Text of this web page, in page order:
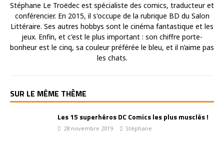
Stéphane Le Troëdec est spécialiste des comics, traducteur et
conférencier. En 2015, il s'occupe de la rubrique BD du Salon
Littéraire. Ses autres hobbys sont le cinéma fantastique et les
jeux. Enfin, et c'est le plus important : son chiffre porte-
bonheur est le cinq, sa couleur préférée le bleu, et il n’aime pas
les chats.
SUR LE MÊME THÈME
Les 15 superhéros DC Comics les plus musclés !
28 novembre 2019 Stéphane